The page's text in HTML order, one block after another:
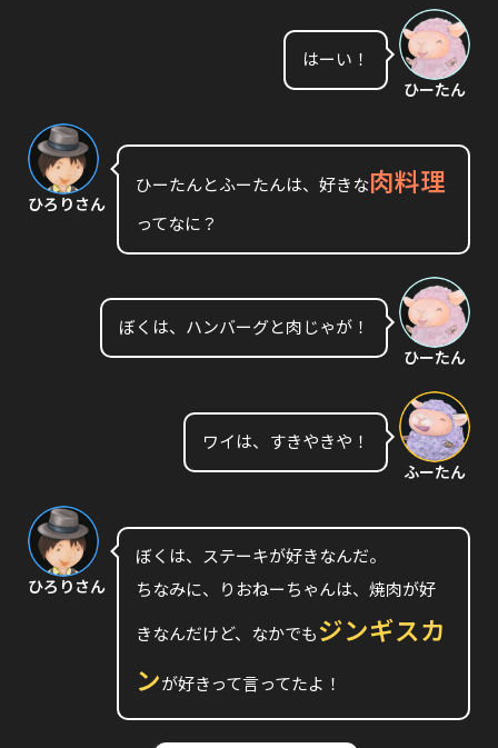
はーい！
ひーたん
ひろりさん
ひーたんとふーたんは、好きな肉料理
ってなに？
ぼくは、ハンバーグと肉じゃが！
ひーたん
ワイは、すきやきや！
ふーたん
ひろりさん
ぼくは、ステーキが好きなんだ。
ちなみに、りおねーちゃんは、焼肉が好
きなんだけど、なかでも ジンギスカ
ンが好きって言ってたよ！